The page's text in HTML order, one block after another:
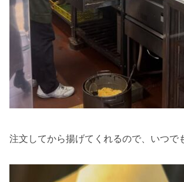
注文してから揚げてくれるので、いつで